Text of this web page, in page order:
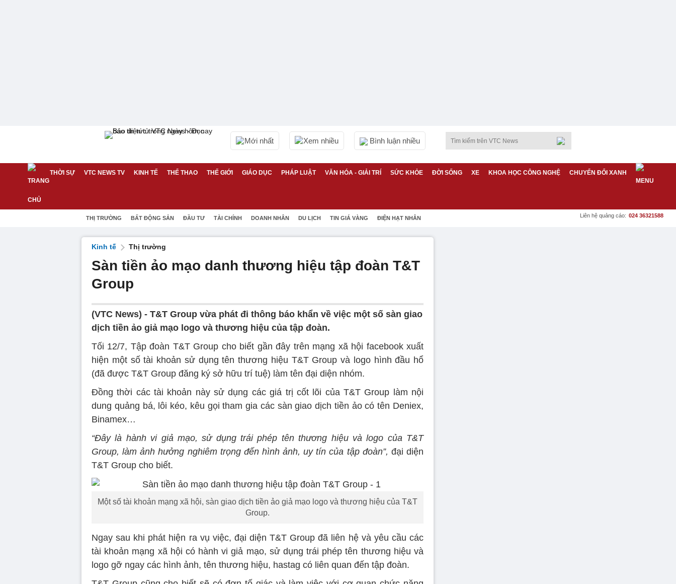
Mới nhất Xem nhiều Bình luận nhiều
THỜI SỰ VTC NEWS TV KINH TẾ THỂ THAO THẾ GIỚI GIÁO DỤC PHÁP LUẬT VĂN HÓA - GIẢI TRÍ SỨC KHỎE ĐỜI SỐNG XE KHOA HỌC CÔNG NGHỆ CHUYỂN ĐỔI XANH
THỊ TRƯỜNG BẤT ĐỘNG SẢN ĐẦU TƯ TÀI CHÍNH DOANH NHÂN DU LỊCH TIN GIÁ VÀNG ĐIỆN HẠT NHÂN Liên hệ quảng cáo: 024 36321588
Kinh tế Thị trường
Sàn tiền ảo mạo danh thương hiệu tập đoàn T&T
Group
(VTC News) - T&T Group vừa phát đi thông báo khẩn về việc một số sàn giao
dịch tiền ảo giả mạo logo và thương hiệu của tập đoàn.
Tối 12/7, Tập đoàn T&T Group cho biết gần đây trên mạng xã hội facebook xuất
hiện một số tài khoản sử dụng tên thương hiệu T&T Group và logo hình đầu hổ
(đã được T&T Group đăng ký sở hữu trí tuệ) làm tên đại diện nhóm.
Đồng thời các tài khoản này sử dụng các giá trị cốt lõi của T&T Group làm nội
dung quảng bá, lôi kéo, kêu gọi tham gia các sàn giao dịch tiền ảo có tên Deniex,
Binamex…
“Đây là hành vi giả mạo, sử dụng trái phép tên thương hiệu và logo của T&T
Group, làm ảnh hưởng nghiêm trọng đến hình ảnh, uy tín của tập đoàn”, đại diện
T&T Group cho biết.
Một số tài khoản mạng xã hội, sàn giao dịch tiền ảo giả mạo logo và thương hiệu của T&T
Group.
Ngay sau khi phát hiện ra vụ việc, đại diện T&T Group đã liên hệ và yêu cầu các
tài khoản mạng xã hội có hành vi giả mạo, sử dụng trái phép tên thương hiệu và
logo gỡ ngay các hình ảnh, tên thương hiệu, hastag có liên quan đến tập đoàn.